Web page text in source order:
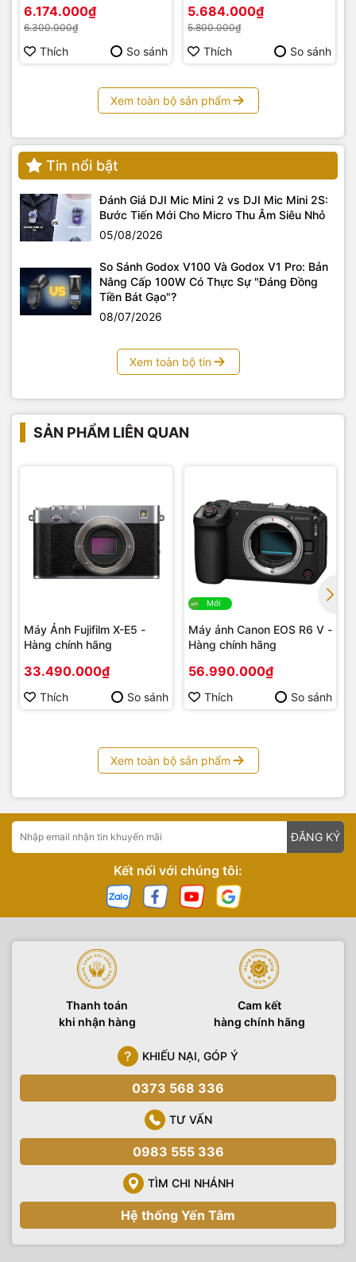
phép Công nghệ theo dõi mật độ cao, có khả năng theo dõi
các đối tượng chuyển động trong nhiều điều kiện ánh sáng
khác nhau. Bạn cũng có thể sử dụng Real-time Eyes AF để
lấy nét vào mắt của đối tượng khi chụp chân dung (cả người
hoặc động vật) và chế độ này có trong cả AF-S và AF-C, cả
chụp ảnh tĩnh hoặc quay video.
Hệ thống ổn định hình ảnh SteadyShot
Hệ thống ổn định hình ảnh SteadyShot INSIDE 5 trục vẫn
được duy trì và phát triển trên A6600 (ILCE-6600 / ILCE-
6600M) cho khả năng bù cho 5 loại rung máy khác nhau mà
bạn có thể gặp phải khi chụp ảnh và quay video.
Sony alpha A6600 có thể quay video UHD 4K/30p dựa trên
vùng ghi Super 35mm cho độ phân giải lên tới 6K cho chất
lượng cao hơn nhờ giảm moiré và răng cưa.
6.174.000₫
6.300.000₫
Thích So sánh
5.684.000₫
5.800.000₫
Thích So sánh
Xem toàn bộ sản phẩm
Tin nổi bật
Đánh Giá DJI Mic Mini 2 vs DJI Mic Mini 2S:
Bước Tiến Mới Cho Micro Thu Âm Siêu Nhỏ
05/08/2026
So Sánh Godox V100 Và Godox V1 Pro: Bản
Nâng Cấp 100W Có Thực Sự "Đáng Đồng
Tiền Bát Gạo"?
08/07/2026
Xem toàn bộ tin
SẢN PHẨM LIÊN QUAN
Máy Ảnh Fujifilm X-E5 -
Hàng chính hãng
33.490.000₫
Thích So sánh
Mới
Máy ảnh Canon EOS R6 V -
Hàng chính hãng
56.990.000₫
Thích So sánh
Xem toàn bộ sản phẩm
ĐĂNG KÝ
Kết nối với chúng tôi:
Thanh toán
khi nhận hàng
Cam kết
hàng chính hãng
KHIẾU NẠI, GÓP Ý
0373 568 336
TƯ VẤN
0983 555 336
TÌM CHI NHÁNH
Hệ thống Yến Tâm